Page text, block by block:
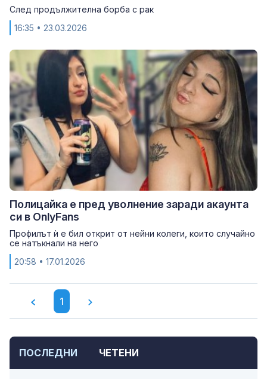
След продължителна борба с рак
16:35 • 23.03.2026
Полицайка е пред уволнение заради акаунта
си в OnlyFans
Профилът ѝ е бил открит от нейни колеги, които случайно
се натъкнали на него
20:58 • 17.01.2026
1
ПОСЛЕДНИ ЧЕТЕНИ